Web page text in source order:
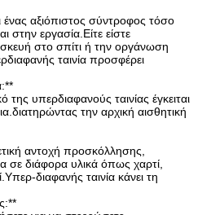
ένας αξιόπιστος σύντροφος τόσο
στην εργασία.Είτε είστε
στο σπίτι ή την οργάνωση
ταινία προσφέρει
της υπερδιαφανούς ταινίας έγκειται
την αρχική αισθητική
αντοχή προσκόλλησης,
σε διάφορα υλικά όπως χαρτί,
διαφανής ταινία κάνει τη